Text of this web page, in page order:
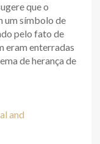
que o
um símbolo de
pelo fato de
eram enterradas
de herança de
and